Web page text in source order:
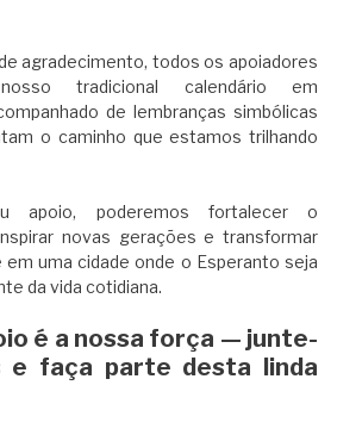
agradecimento, todos os apoiadores
tradicional calendário em
de lembranças simbólicas
o caminho que estamos trilhando
apoio, poderemos fortalecer o
novas gerações e transformar
em uma cidade onde o Esperanto seja
da vida cotidiana.
é a nossa força — junte-
e faça parte desta linda